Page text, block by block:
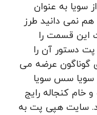
سویا به عنوان
هم نمی دانید طرز
این قسمت را
دستور آن را
گوناگون عرضه می
سویا سس سویا
و خام کنجاله رایج
سایت هپی پت به